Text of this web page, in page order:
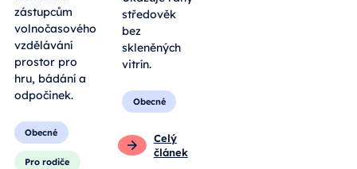
zástupcům
volnočasového
vzdělávání
prostor pro
hru, bádání a
odpočinek.
Obecné
Pro rodiče
středověk
bez
skleněných
vitrín.
Obecné
Celý
článek